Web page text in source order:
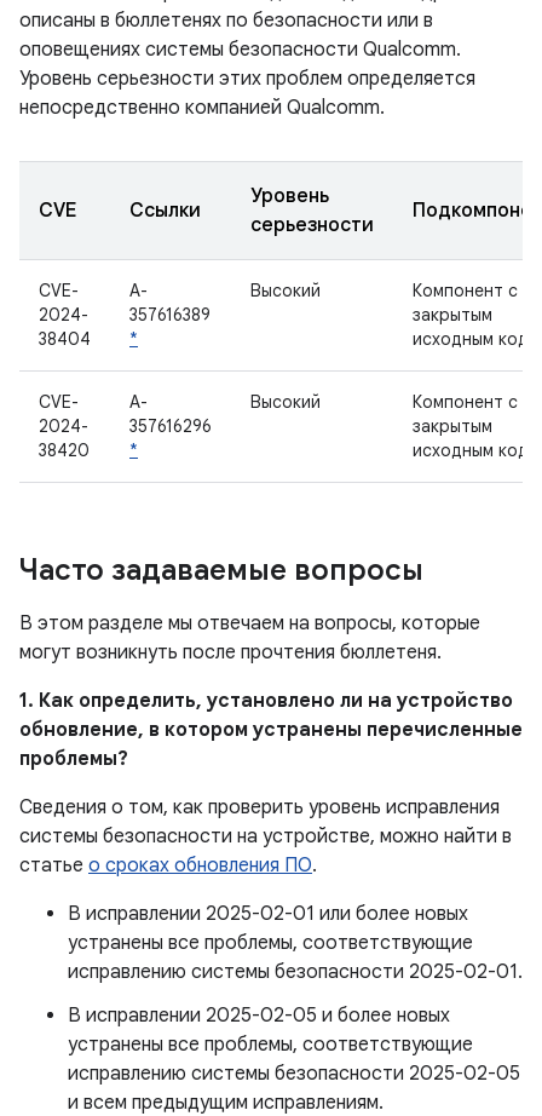
описаны в бюллетенях по безопасности или в
оповещениях системы безопасности Qualcomm.
Уровень серьезности этих проблем определяется
непосредственно компанией Qualcomm.
CVE Ссылки
Уровень
серьезности
CVE-
2024-
38404
A-
357616389
*
Высокий
Компонент с
закрытым
исходным
CVE-
2024-
38420
A-
357616296
*
Высокий
Компонент с
закрытым
исходным
Часто задаваемые вопросы
В этом разделе мы отвечаем на вопросы, которые
могут возникнуть после прочтения бюллетеня.
1. Как определить, установлено ли на устройство
обновление, в котором устранены перечисленные
проблемы?
Сведения о том, как проверить уровень исправления
системы безопасности на устройстве, можно найти в
статье о сроках обновления ПО.
В исправлении 2025-02-01 или более новых
устранены все проблемы, соответствующие
исправлению системы безопасности 2025-02-01.
В исправлении 2025-02-05 и более новых
устранены все проблемы, соответствующие
исправлению системы безопасности 2025-02-05
и всем предыдущим исправлениям.